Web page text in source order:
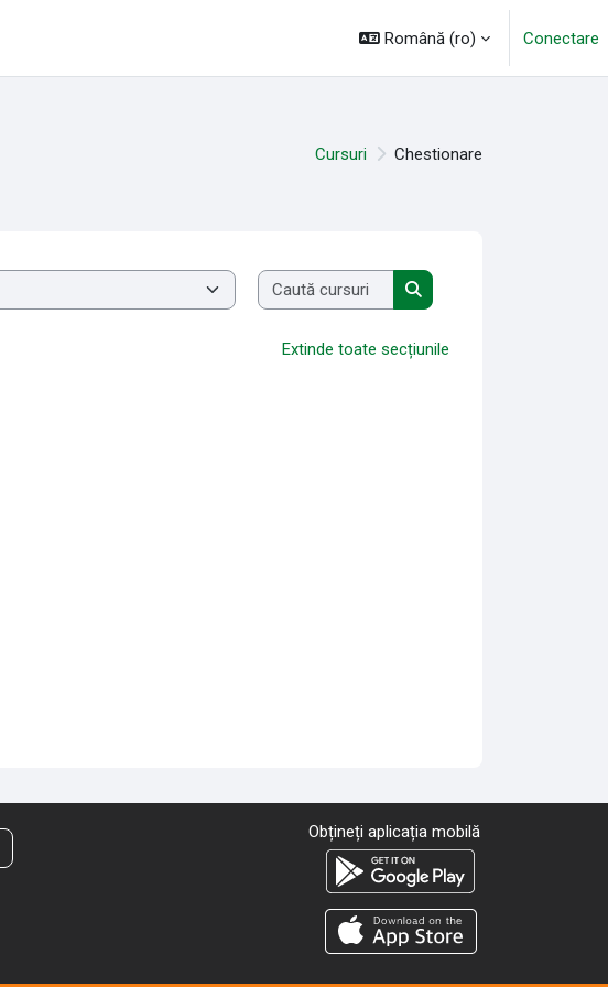
Română ‎(ro)‎ Conectare
Cursuri Chestionare
Caută cursuri
Caută cursuri
Extinde toate secțiunile
Obțineți aplicația mobilă